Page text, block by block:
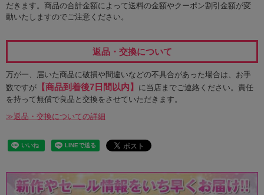
だきます。商品の合計金額によって送料の金額やクーポン割引金額が変
動いたしますのでご注意ください。
返品・交換について
万が一、届いた商品に破損や間違いなどの不具合があった場合は、お手
数ですが 【商品到着後7日間以内】
に当店までご連絡ください。責任
を持って無償で良品と交換をさせていただきます。
≫返品・交換についての詳細